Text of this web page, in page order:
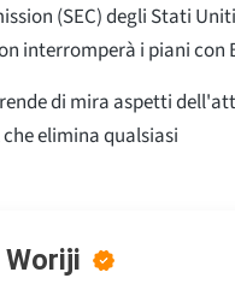
(SEC) degli Stati
interromperà i piani con
di mira aspetti
elimina qualsiasi